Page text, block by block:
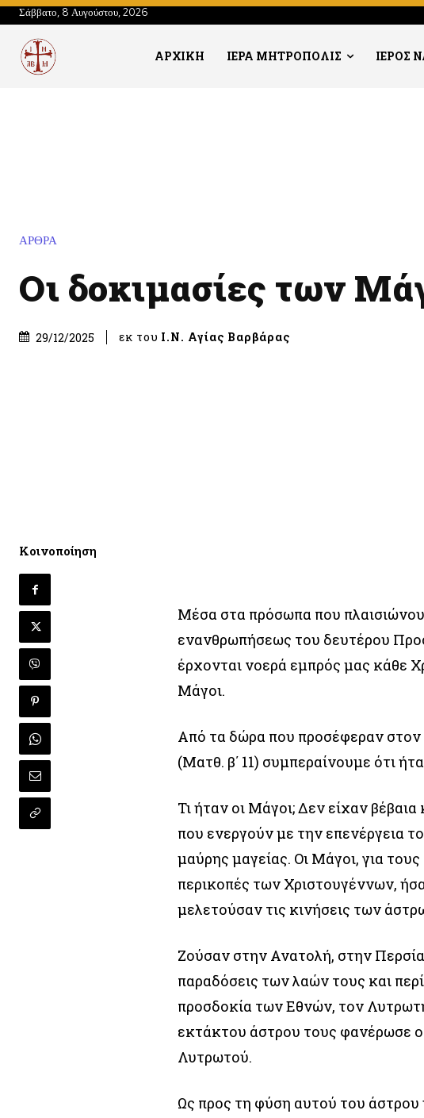
Σάββατο, 8 Αυγούστου, 2026
ΑΡΧΙΚΗ ΙΕΡΑ ΜΗΤΡΟΠΟΛΙΣ ΙΕΡΟΣ
ΑΡΘΡΑ
Οι δοκιμασίες των
29/12/2025 εκ του Ι.Ν. Αγίας Βαρβάρας
Κοινοποίηση
Μέσα στα πρόσωπα που
ενανθρωπήσεως του δευτέρου
έρχονται νοερά εμπρός μας κάθε
Μάγοι.
Από τα δώρα που προσέφεραν στον
(Ματθ. β΄ 11) συμπεραίνουμε ότι
Τι ήταν οι Μάγοι; Δεν είχαν
που ενεργούν με την επενέργεια
μαύρης μαγείας. Οι Μάγοι, για
περικοπές των Χριστουγέννων,
μελετούσαν τις κινήσεις των
Ζούσαν στην Ανατολή, στην
παραδόσεις των λαών τους και
προσδοκία των Εθνών, τον
εκτάκτου άστρου τους φανέρωσε
Λυτρωτού.
Ως προς τη φύση αυτού του